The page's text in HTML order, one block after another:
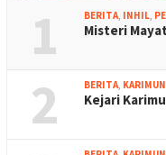
1 BERITA, INHIL,
Misteri
2 BERITA, KARIMUN
Kejari